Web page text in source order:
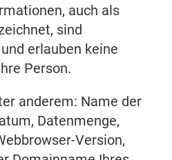
auch als
sind
erlauben keine
Person.
anderem: Name der
Datenmenge,
Version,